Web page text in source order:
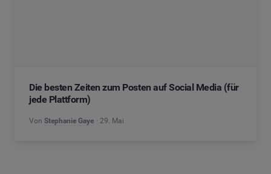
Die besten Zeiten zum Posten auf Social Media (für
jede Plattform)
Von Stephanie Gaye 29. Mai